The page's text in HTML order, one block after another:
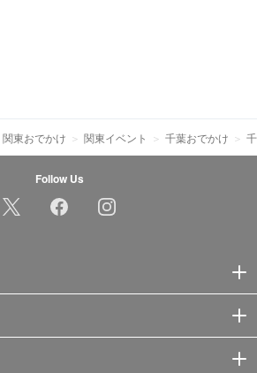
関東おでかけ 関東イベント 千葉おでかけ
Follow Us